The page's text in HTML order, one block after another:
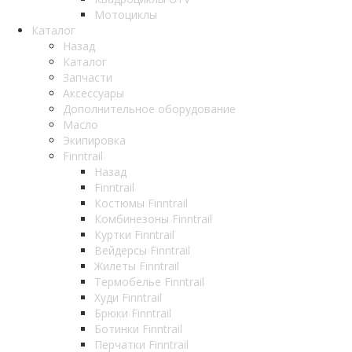
Мотоциклы
Каталог
Назад
Каталог
Запчасти
Аксессуары
Дополнительное оборудование
Масло
Экипировка
Finntrail
Назад
Finntrail
Костюмы Finntrail
Комбинезоны Finntrail
Куртки Finntrail
Вейдерсы Finntrail
Жилеты Finntrail
Термобелье Finntrail
Худи Finntrail
Брюки Finntrail
Ботинки Finntrail
Перчатки Finntrail